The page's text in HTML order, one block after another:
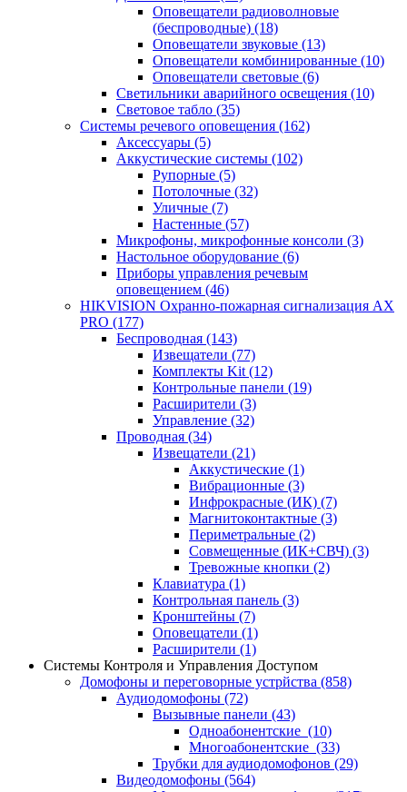
Оповещатели радиоволновые
(беспроводные) (18)
Оповещатели звуковые (13)
Оповещатели комбинированные (10)
Оповещатели световые (6)
Светильники аварийного освещения (10)
Световое табло (35)
Системы речевого оповещения (162)
Аксессуары (5)
Аккустические системы (102)
Рупорные (5)
Потолочные (32)
Уличные (7)
Настенные (57)
Микрофоны, микрофонные консоли (3)
Настольное оборудование (6)
Приборы управления речевым
оповещением (46)
HIKVISION Охранно-пожарная сигнализация AX
PRO (177)
Беспроводная (143)
Извещатели (77)
Комплекты Kit (12)
Контрольные панели (19)
Расширители (3)
Управление (32)
Проводная (34)
Извещатели (21)
Аккустические (1)
Вибрационные (3)
Инфрокрасные (ИК) (7)
Магнитоконтактные (3)
Периметральные (2)
Совмещенные (ИК+СВЧ) (3)
Тревожные кнопки (2)
Клавиатура (1)
Контрольная панель (3)
Кронштейны (7)
Оповещатели (1)
Расширители (1)
Системы Контроля и Управления Доступом
Домофоны и переговорные устрйства (858)
Аудиодомофоны (72)
Вызывные панели (43)
Одноабонентские (10)
Многоабонентские (33)
Трубки для аудиодомофонов (29)
Видеодомофоны (564)